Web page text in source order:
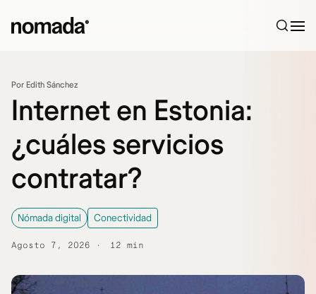
Por Edith Sánchez
Internet en Estonia:
¿cuáles servicios
contratar?
Nómada digital Conectividad
Agosto 7, 2026 12 min